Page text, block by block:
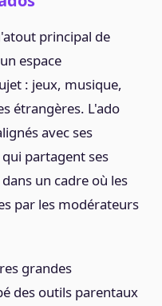
principal de
espace
: jeux, musique,
étrangères. L'ado
avec ses
partagent ses
un cadre où les
par les modérateurs
grandes
des outils parentaux